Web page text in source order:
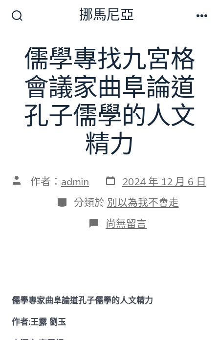
換
挪馬尼亞
儒學專找九宮格
會議家曲阜論道
孔子儒學的人文
精力
文 作者： admin 發
表
日
期
2024 年 12 月 6 日
分
類
分類於 別以為我不會走
在
〈儒
會
尚無留言
儒學專家曲阜論道孔子儒學的人文精力
作者:王露 劉玉